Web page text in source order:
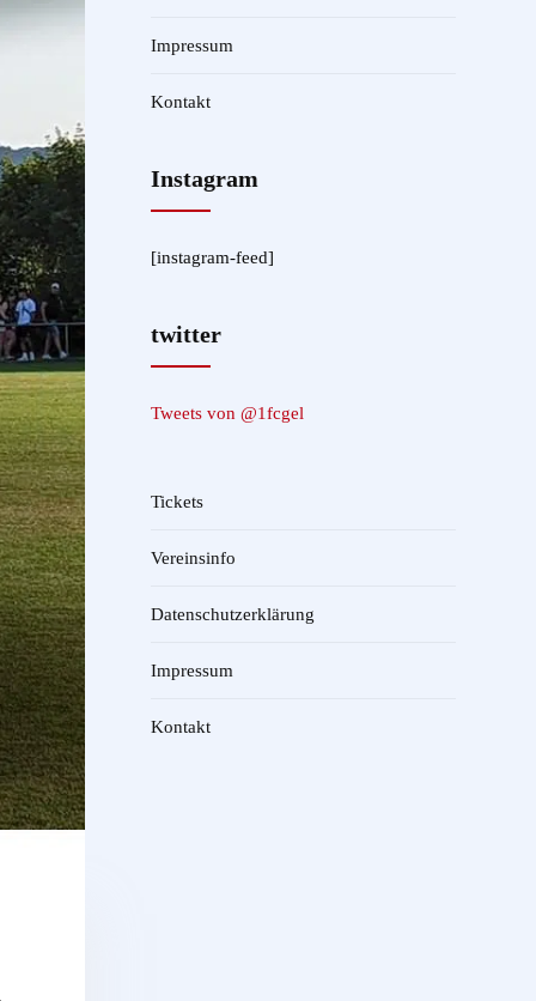
Impressum
Kontakt
Instagram
[instagram-feed]
twitter
Tweets von @1fcgel
Tickets
Vereinsinfo
Datenschutzerklärung
Impressum
Kontakt